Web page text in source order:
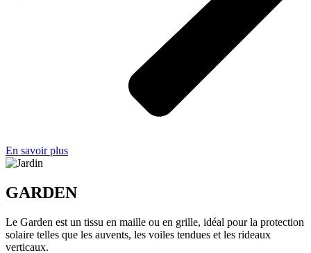
En savoir plus
GARDEN
Le Garden est un tissu en maille ou en grille, idéal pour la protection
solaire telles que les auvents, les voiles tendues et les rideaux
verticaux.